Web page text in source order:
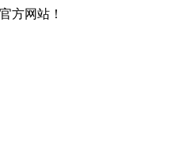
方网站！